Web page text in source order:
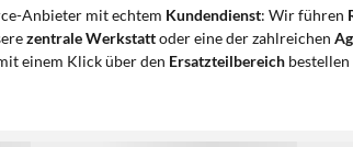
Anbieter mit echtem Kundendienst: Wir führen
zentrale Werkstattoder eine der zahlreichen
einem Klick über den Ersatzteilbereich